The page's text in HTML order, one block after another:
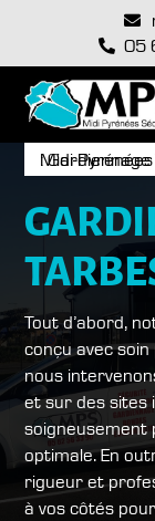

 05
Midi-Pyrénées Sécurité :
Tout d’abord,
conçu avec soin
nous
et sur des sites
soigneusement
optimale. En
rigueur et
à vos côtés